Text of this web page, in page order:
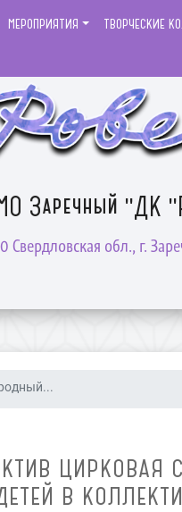
Заречный "ДК
Свердловская обл., г.
МЕРОПРИЯТИЯ ТВОРЧЕСКИЕ
ЦИРКОВАЯ
В